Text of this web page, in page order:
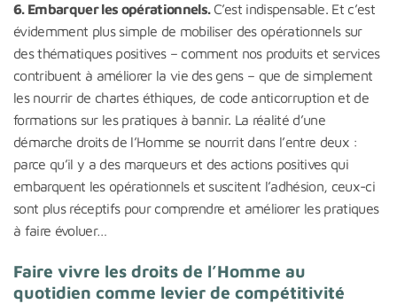
6. Embarquer les opérationnels. C’est indispensable. Et c’est
évidemment plus simple de mobiliser des opérationnels sur
des thématiques positives – comment nos produits et services
contribuent à améliorer la vie des gens – que de simplement
les nourrir de chartes éthiques, de code anticorruption et de
formations sur les pratiques à bannir. La réalité d’une
démarche droits de l’Homme se nourrit dans l’entre deux :
parce qu’il y a des marqueurs et des actions positives qui
embarquent les opérationnels et suscitent l’adhésion, ceux-ci
sont plus réceptifs pour comprendre et améliorer les pratiques
à faire évoluer…
Faire vivre les droits de l’Homme au
quotidien comme levier de compétitivité